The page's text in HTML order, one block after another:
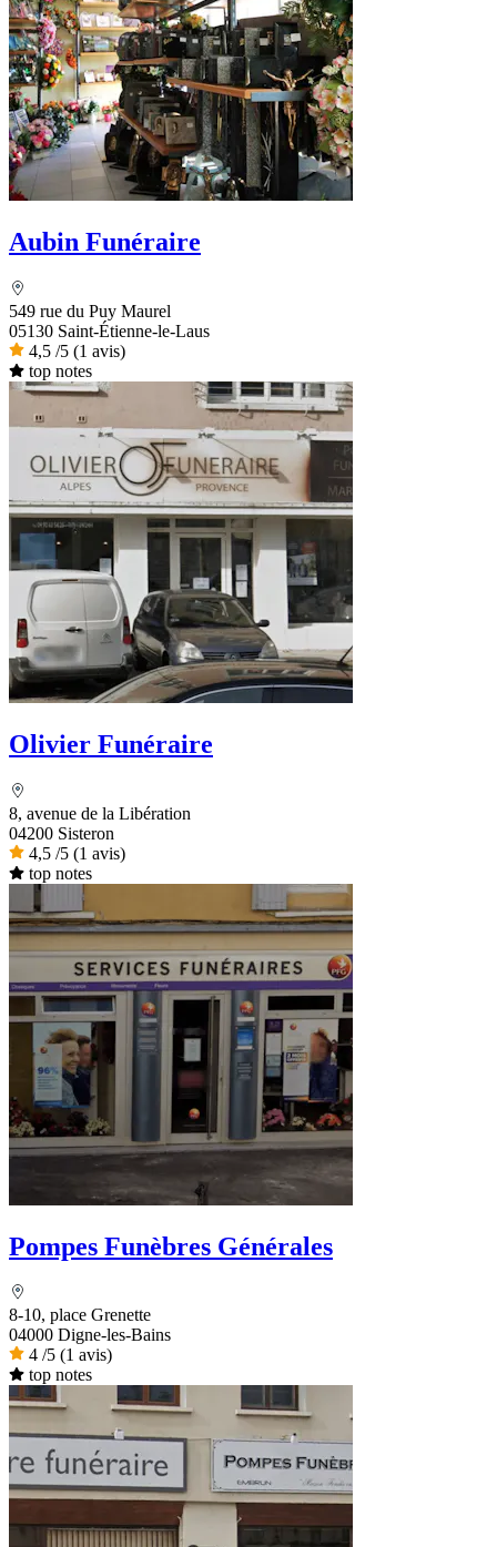
Aubin Funéraire
549 rue du Puy Maurel
05130 Saint-Étienne-le-Laus
4,5 /5 (1 avis)
top notes
Olivier Funéraire
8, avenue de la Libération
04200 Sisteron
4,5 /5 (1 avis)
top notes
Pompes Funèbres Générales
8-10, place Grenette
04000 Digne-les-Bains
4 /5 (1 avis)
top notes